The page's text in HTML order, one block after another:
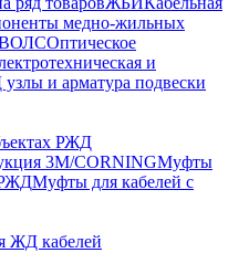
медно-жильных
ВОЛСОптическое
и
и арматура подвески
РЖД
3M/CORNINGМуфты
РЖДМуфты для кабелей с
ЖД кабелей